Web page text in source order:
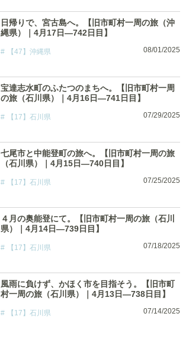
日帰りで、宮古島へ。【旧市町村一周の旅（沖
縄県）｜4月17日―742日目】
【47】沖縄県 08/01/2025
宝達志水町のふたつのまちへ。【旧市町村一周
の旅（石川県）｜4月16日―741日目】
【17】石川県 07/29/2025
七尾市と中能登町の旅へ。【旧市町村一周の旅
（石川県）｜4月15日―740日目】
【17】石川県 07/25/2025
４月の奥能登にて。【旧市町村一周の旅（石川
県）｜4月14日―739日目】
【17】石川県 07/18/2025
風雨に負けず、かほく市を目指そう。【旧市町
村一周の旅（石川県）｜4月13日―738日目】
【17】石川県 07/14/2025